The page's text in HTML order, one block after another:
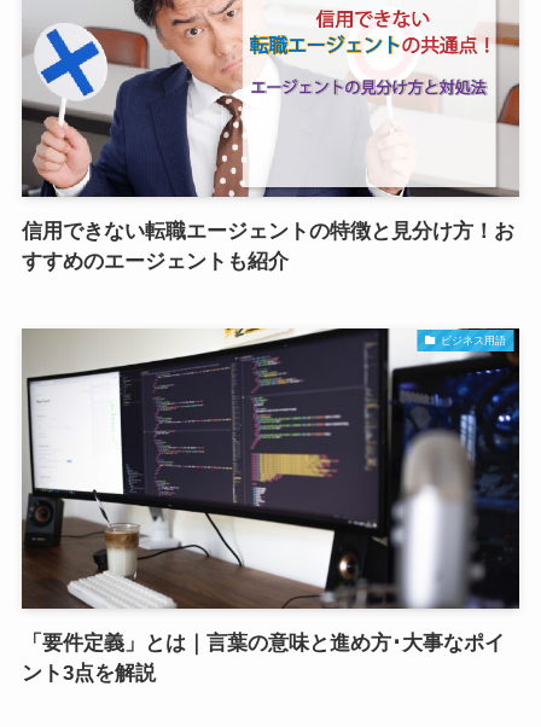
信用できない転職エージェントの特徴と見分け方！お
すすめのエージェントも紹介
ビジネス用語
「要件定義」とは｜言葉の意味と進め方･大事なポイ
ント3点を解説